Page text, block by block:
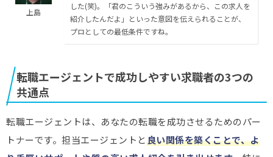
上島
した(笑)。「君のこういう強みがあるから、この求人を
紹介したんだよ」といった意図を伝えられることが、
プロとしての最低条件ですね。
転職エージェントで成功しやすい求職者の3つの
共通点
転職エージェントは、あなたの転職を成功させるためのパー
トナーです。担当エージェントと良い関係を築くことで、よ